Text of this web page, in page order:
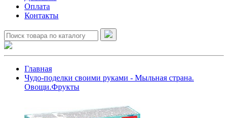
Оплата
Контакты
Главная
Чудо-поделки своими руками - Мыльная страна.
Овощи.Фрукты